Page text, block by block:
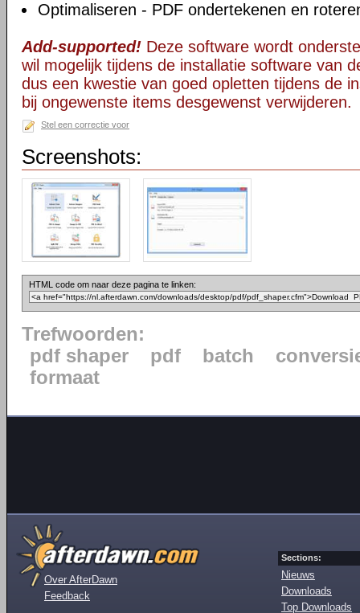
Optimaliseren - PDF ondertekenen en
Add-supported! Deze software wordt
wil mogelijk tijdens de installatie software van
dus een kwestie van goed opletten tijdens de
bij ongewenste items desgewenst verwijderen.
Stel een correctie voor
Screenshots:
HTML code om naar deze pagina te linken:
Trefwoorden:
pdf shaper
pdf batch
formaat
Over AfterDawn
Feedback
Sections:
Nieuws
Downloads
Top Downloads